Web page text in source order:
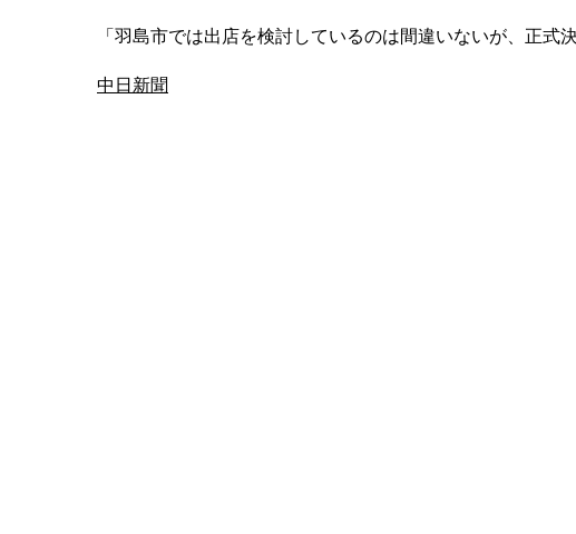
「羽島市では出店を検討しているのは間違いないが、正式
中日新聞